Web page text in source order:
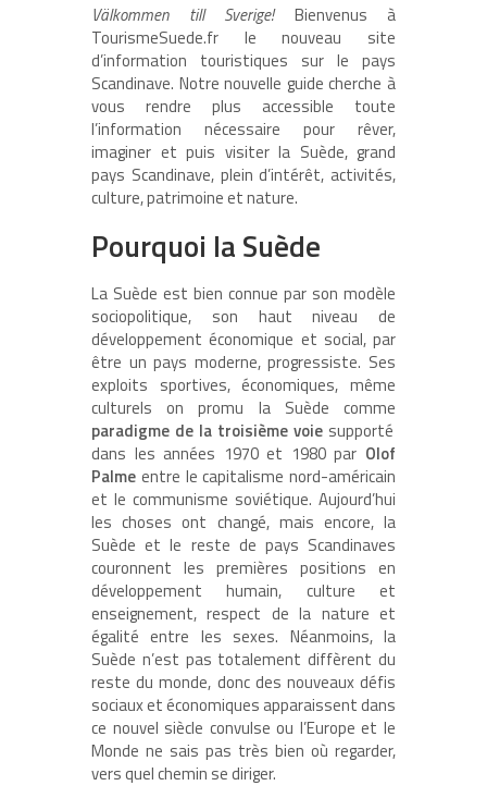
Välkommen till Sverige!Bienvenus à
TourismeSuede.fr le nouveau site
d’information touristiques sur le pays
Scandinave. Notre nouvelle guide cherche à
vous rendre plus accessible toute
l’information nécessaire pour rêver,
imaginer et puis visiter la Suède, grand
pays Scandinave, plein d’intérêt, activités,
culture, patrimoine et nature.
Pourquoi la Suède
La Suède est bien connue par son modèle
sociopolitique, son haut niveau de
développement économique et social, par
être un pays moderne, progressiste. Ses
exploits sportives, économiques, même
culturels on promu la Suède comme
paradigme de la troisième voie supporté
dans les années 1970 et 1980 par Olof
Palme entre le capitalisme nord-américain
et le communisme soviétique. Aujourd’hui
les choses ont changé, mais encore, la
Suède et le reste de pays Scandinaves
couronnent les premières positions en
développement humain, culture et
enseignement, respect de la nature et
égalité entre les sexes. Néanmoins, la
Suède n’est pas totalement diffèrent du
reste du monde, donc des nouveaux défis
sociaux et économiques apparaissent dans
ce nouvel siècle convulse ou l’Europe et le
Monde ne sais pas très bien où regarder,
vers quel chemin se diriger.